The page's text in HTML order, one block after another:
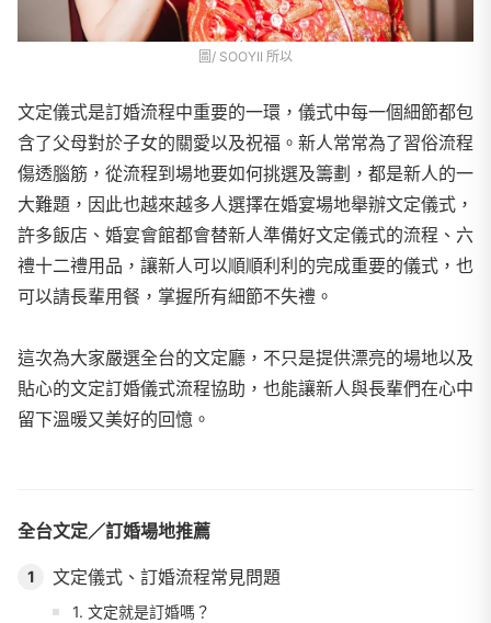
圖/ SOOYII 所以
文定儀式是訂婚流程中重要的一環，儀式中每一個細節都包
含了父母對於子女的關愛以及祝福。新人常常為了習俗流程
傷透腦筋，從流程到場地要如何挑選及籌劃，都是新人的一
大難題，因此也越來越多人選擇在婚宴場地舉辦文定儀式，
許多飯店、婚宴會館都會替新人準備好文定儀式的流程、六
禮十二禮用品，讓新人可以順順利利的完成重要的儀式，也
可以請長輩用餐，掌握所有細節不失禮。
這次為大家嚴選全台的文定廳，不只是提供漂亮的場地以及
貼心的文定訂婚儀式流程協助，也能讓新人與長輩們在心中
留下溫暖又美好的回憶。
全台文定／訂婚場地推薦
1 文定儀式、訂婚流程常見問題
1. 文定就是訂婚嗎？